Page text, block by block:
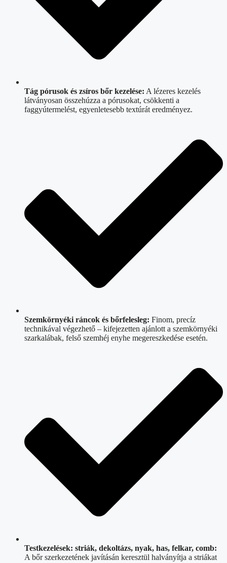
Tág pórusok és zsíros bőr kezelése: A lézeres kezelés
látványosan összehúzza a pórusokat, csökkenti a
faggyútermelést, egyenletesebb textúrát eredményez.
Szemkörnyéki ráncok és bőrfelesleg: Finom, precíz
technikával végezhető – kifejezetten ajánlott a szemkörnyéki
szarkalábak, felső szemhéj enyhe megereszkedése esetén.
Testkezelések: striák, dekoltázs, nyak, has, felkar, comb:
A bőr szerkezetének javításán keresztül halványítja a striákat